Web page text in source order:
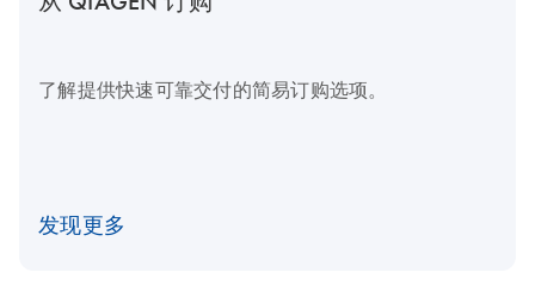
了解提供快速可靠交付的简易订购选项。
发现更多